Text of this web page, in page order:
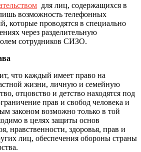
для лиц, содержащихся в
возможность телефонных
которые проводятся в специально
через разделительную
сотрудников СИЗО.
что каждый имеет право на
жизни, личную и семейную
отцовство и детство находятся под
прав и свобод человека и
законом возможно только в той
в целях защиты основ
нравственности, здоровья, прав и
лиц, обеспечения обороны страны